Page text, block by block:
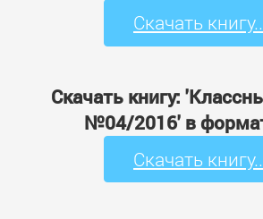
Скачать
Скачать книгу:
№04/2016' в
Скачать